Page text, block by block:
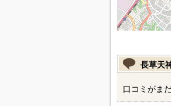
長草天
口コミがま